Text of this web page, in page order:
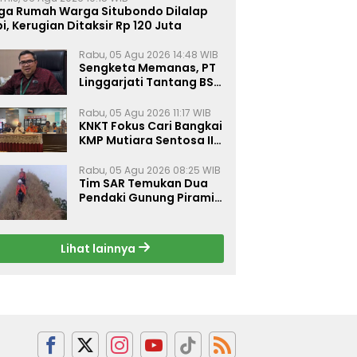
Rumah Warga Situbondo Dilalap
Kerugian Ditaksir Rp 120 Juta
Rabu, 05 Agu 2026 14:48 WIB
Sengketa Memanas, PT
Linggarjati Tantang BSN
dan Nilai Syariah
Rabu, 05 Agu 2026 11:17 WIB
KNKT Fokus Cari Bangkai
KMP Mutiara Sentosa II
Kebakaran
Rabu, 05 Agu 2026 08:25 WIB
Tim SAR Temukan Dua
Pendaki Gunung Piramid
Lihat lainnya